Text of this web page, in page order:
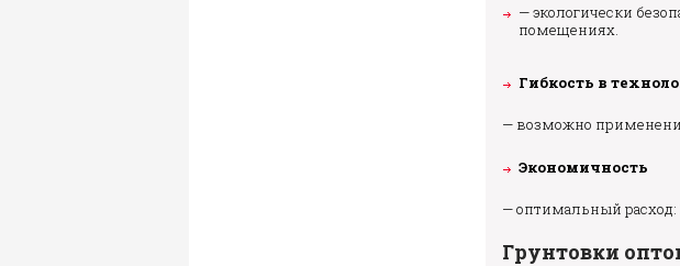
— экологически
помещениях.
Гибкость в
— возможно
Экономичность
— оптимальный расход:
Грунтовки